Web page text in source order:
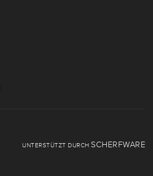
UNTERSTÜTZT DURCH SCHERFWARE